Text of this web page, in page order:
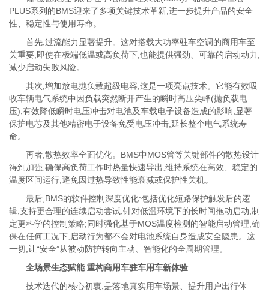
PLUS系列的BMS迎来了多项关键技术革新,进一步提升产品的安全
性、稳定性与使用寿命。
首先,过流能力显著提升。这对搭载大功率驻车空调的商用车至
关重要,即使在极端低温或高负荷下,也能提供强劲、可靠的启动动力,
减少启动失败风险。
其次,增加放电抛负载超级电容,这是一项亮点技术。它能有效吸
收车辆电气系统中因负载突然断开产生的瞬时高压尖峰(抛负载电
压),有效降低瞬时电压冲击对电池及车载电子设备造成的影响,显著
保护电芯及其他精密电子设备免受电压冲击,延长整个电气系统寿
命。
再者,散热效率全面优化。BMS中MOS管等关键部件的散热设计
得到加强,确保高负荷工作时热量快速导出,维持系统在高效、稳定的
温度区间运行,避免因过热导致性能衰减或保护性关机。
最后,BMS的软件控制深度优化:包括优化短路保护触发后的逻
辑,支持更合理的连续启动尝试;针对低温环境下的长时间拖动启动,制
定更科学的控制策略;同时强化基于MOS温度检测的智能启动管理,确
保在任何工况下,启动行为都不会对电池系统自身造成安全隐患。这
一切,让“安全”从被动防护转向主动、智能化的全周期管理。
全场景生态赋能 重构商用车驻车用车新体验
技术迭代的核心初衷,是落地真实用车场景、提升用户出行体